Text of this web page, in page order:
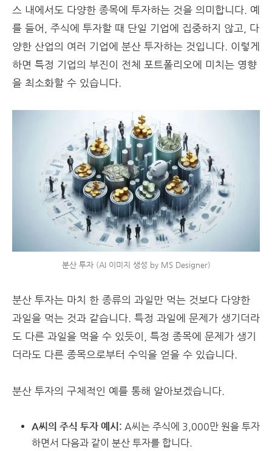
스 내에서도 다양한 종목에 투자하는 것을 의미합니다. 예
를 들어, 주식에 투자할 때 단일 기업에 집중하지 않고, 다
양한 산업의 여러 기업에 분산 투자하는 것입니다. 이렇게
하면 특정 기업의 부진이 전체 포트폴리오에 미치는 영향
을 최소화할 수 있습니다.
분산 투자 (AI 이미지 생성 by MS Designer)
분산 투자는 마치 한 종류의 과일만 먹는 것보다 다양한
과일을 먹는 것과 같습니다. 특정 과일에 문제가 생기더라
도 다른 과일을 먹을 수 있듯이, 특정 종목에 문제가 생기
더라도 다른 종목으로부터 수익을 얻을 수 있습니다.
분산 투자의 구체적인 예를 통해 알아보겠습니다.
A씨의 주식 투자 예시: A씨는 주식에 3,000만 원을 투자
하면서 다음과 같이 분산 투자를 합니다.